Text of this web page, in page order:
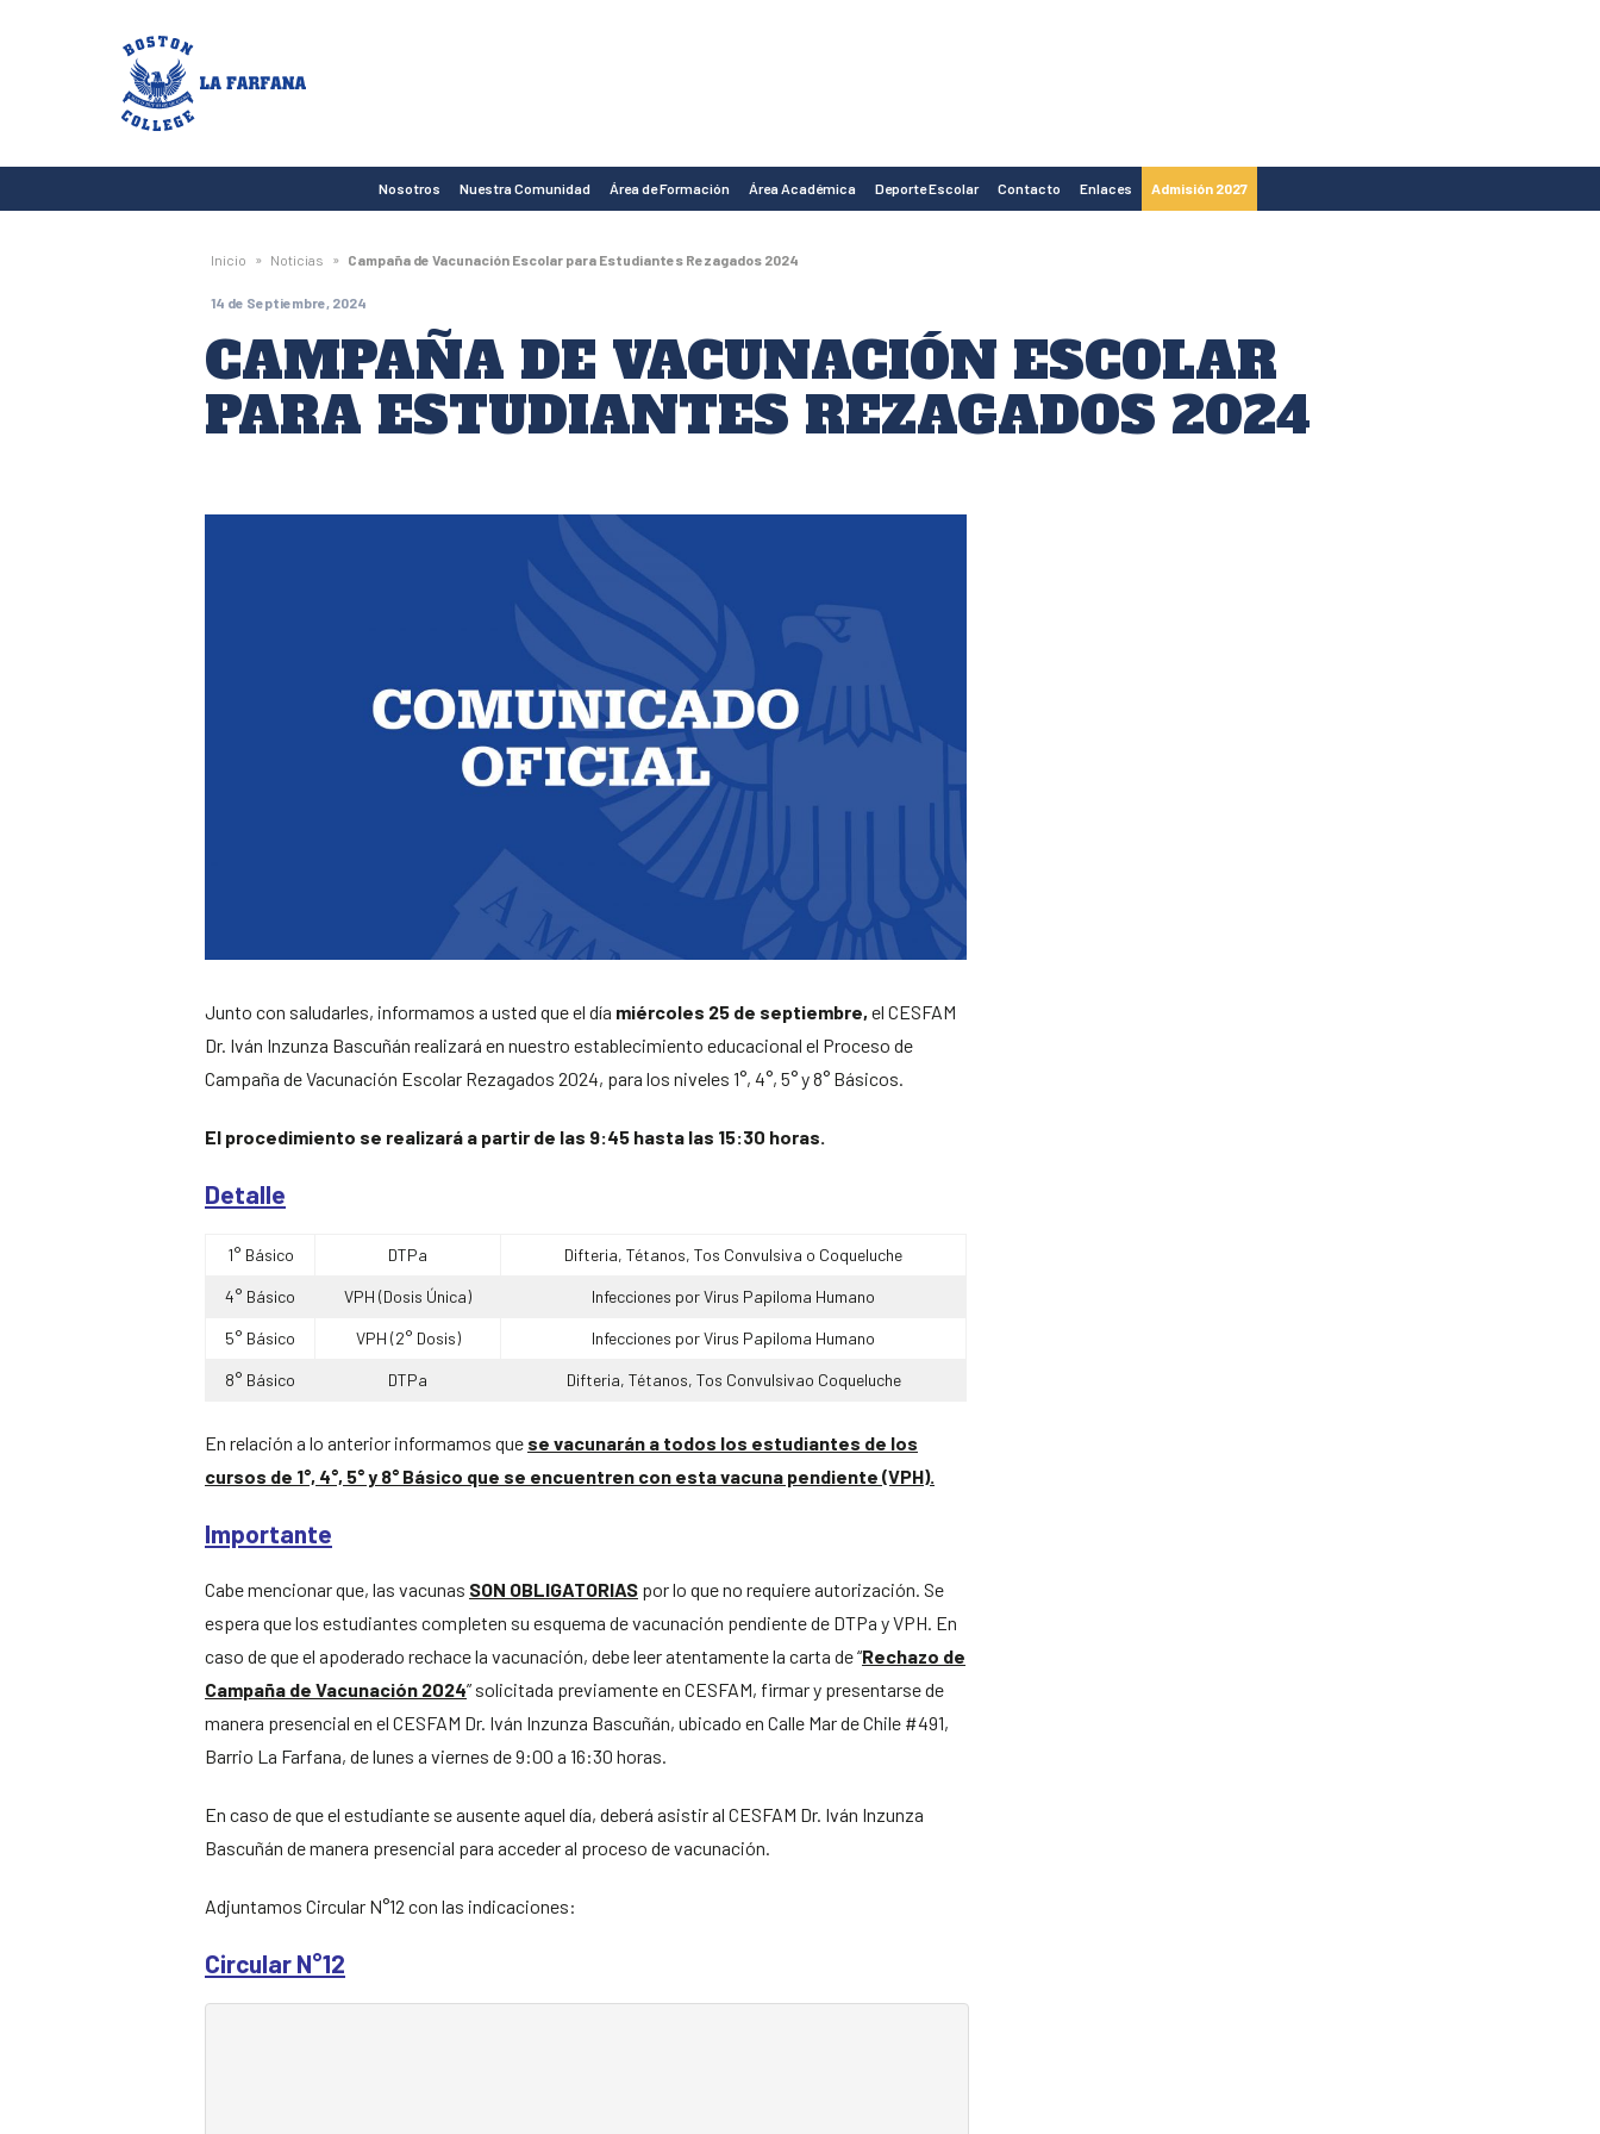
Boston
College
La
Farfana
Nosotros Nuestra Comunidad Área de Formación Área Académica Deporte Escolar Contacto Enlaces Admisión 2027
Inicio » Noticias » Campaña de Vacunación Escolar para Estudiantes Rezagados 2024
14 de Septiembre, 2024
CAMPAÑA DE VACUNACIÓN ESCOLAR
PARA ESTUDIANTES REZAGADOS 2024
Junto con saludarles, informamos a usted que el día miércoles 25 de septiembre, el CESFAM
Dr. Iván Inzunza Bascuñán realizará en nuestro establecimiento educacional el Proceso de
Campaña de Vacunación Escolar Rezagados 2024, para los niveles 1°, 4°, 5° y 8° Básicos.
El procedimiento se realizará a partir de las 9:45 hasta las 15:30 horas.
Detalle
1° Básico DTPa Difteria, Tétanos, Tos Convulsiva o Coqueluche
4° Básico VPH (Dosis Única) Infecciones por Virus Papiloma Humano
5° Básico VPH (2° Dosis) Infecciones por Virus Papiloma Humano
8° Básico DTPa Difteria, Tétanos, Tos Convulsivao Coqueluche
En relación a lo anterior informamos que se vacunarán a todos los estudiantes de los
cursos de 1°, 4°, 5° y 8° Básico que se encuentren con esta vacuna pendiente (VPH).
Importante
Cabe mencionar que, las vacunas SON OBLIGATORIAS por lo que no requiere autorización. Se
espera que los estudiantes completen su esquema de vacunación pendiente de DTPa y VPH. En
caso de que el apoderado rechace la vacunación, debe leer atentamente la carta de “Rechazo de
Campaña de Vacunación 2024” solicitada previamente en CESFAM, firmar y presentarse de
manera presencial en el CESFAM Dr. Iván Inzunza Bascuñán, ubicado en Calle Mar de Chile #491,
Barrio La Farfana, de lunes a viernes de 9:00 a 16:30 horas.
En caso de que el estudiante se ausente aquel día, deberá asistir al CESFAM Dr. Iván Inzunza
Bascuñán de manera presencial para acceder al proceso de vacunación.
Adjuntamos Circular N°12 con las indicaciones:
Circular N°12